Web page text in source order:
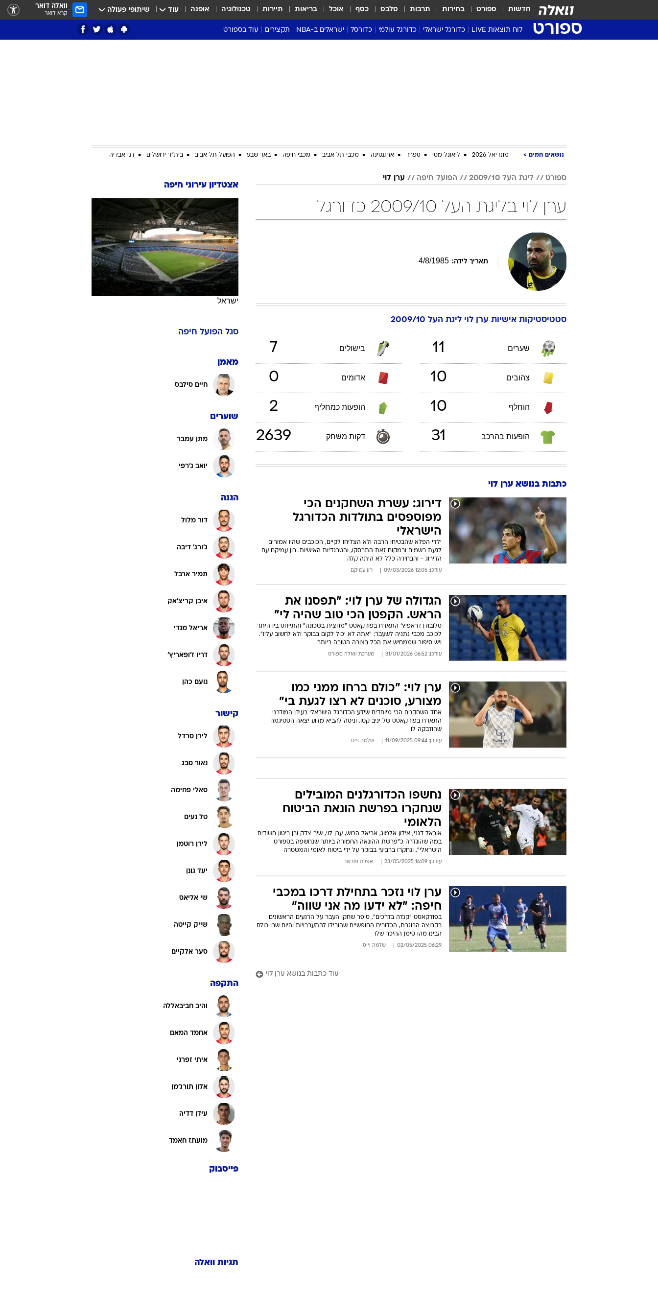
חדשות ספורט בחירות תרבות סלבס כסף אוכל בריאות תיירות טכנולוגיה אופנה עוד שיתופי פעולה וואלה דואר
קרא דואר
ספורט לוח תוצאות LIVE כדורגל ישראלי
ליגה א'
כדורגל עולמי
דרום אמריקה
כדורסל ישראלים ב-NBA תקצירים עוד בספורט
סערה בממלכה
ענפים נוספים
לוח שידורים
החידה של ספורט1
ארכיון מדורים מחוץ לקווים
4-4-2
משרד החוץ
אליפות אפריקה 2015
רוגבי וקריקט
כתבו לנו
נושאים חמים מונדיאל 2026 ליאונל מסי ספרד ארגנטינה מכבי תל אביב מכבי חיפה באר שבע הפועל תל אביב בית"ר ירושלים דני אבדיה
ספורט ליגת העל 2009/10 הפועל חיפה ערן לוי
ערן לוי בליגת העל 2009/10 כדורגל
תאריך לידה: 4/8/1985
סטטיסטיקות אישיות ערן לוי ליגת העל 2009/10
שערים 11 בישולים 7
צהובים 10 אדומים 0
הוחלף 10 הופעות כמחליף 2
הופעות בהרכב 31 דקות משחק 2639
כתבות בנושא ערן לוי
דירוג: עשרת השחקנים הכי
מפוספסים בתולדות הכדורגל
הישראלי
ילדי הפלא שהבטיחו הרבה ולא הצליחו לקיים, הכוכבים שהיו אמורים
לגעת בשמים ובמקום זאת התרסקו, והטרגדיות האישיות. רון עמיקם עם
הדירוג - והבחירה כלל לא היתה קלה
עודכן: 12:05 09/03/2026 רון עמיקם
הגדולה של ערן לוי: "תפסנו את
הראש. הקפטן הכי טוב שהיה לי"
סלובודן דראפיץ' התארח בפודקאסט "מחצית בשכונה" והתייחס בין היתר
לכוכב מכבי נתניה לשעבר: "אתה לא יכול לקום בבוקר ולא לחשוב עליו".
ויש סיפור שממחיש את הכל בצורה הטובה ביותר
עודכן: 06:52 31/01/2026 מערכת וואלה ספורט
ערן לוי: "כולם ברחו ממני כמו
מצורע, סוכנים לא רצו לגעת בי"
אחד השחקנים הכי מיוחדים שידע הכדורגל הישראלי בעידן המודרני
התארח בפודקאסט של יניב קטן, וניסה להביא מדוע יצאה הסטיגמה
שהודבקה לו
עודכן: 09:44 11/09/2025 שלמה וייס
נחשפו הכדורגלנים המובילים
שנחקרו בפרשת הונאת הביטוח
הלאומי
אוראל דגני, אילון אלמוג, אריאל הרוש, ערן לוי, שיר צדק ובן ביטון חשודים
במה שהוגדרה כ"פרשת ההונאה החמורה ביותר שנחשפה בספורט
הישראלי", ונחקרו ברביעי בבוקר על ידי ביטוח לאומי והמשטרה
עודכן: 16:09 23/05/2025 אפרת פורשר
ערן לוי נזכר בתחילת דרכו במכבי
חיפה: "לא ידעו מה אני שווה"
בפודקאסט "קנדה בדרכים", סיפר שחקן העבר על הרגעים הראשונים
בקבוצה הבוגרת, הכדורים החופשיים שהובילו להתערבויות והיום שבו כולם
הבינו מהו סימן ההיכר שלו
06:29 02/05/2025 שלמה וייס
עוד כתבות בנושא ערן לוי
אצטדיון עירוני חיפה
ישראל
סגל הפועל חיפה
מאמן
חיים סילבס
שוערים
מתן עמבר
יואב ג'רפי
הגנה
דור מלול
ג'ורג' דיבה
תמיר ארבל
איבן קריצ'אק
אריאל מנדי
דריו ז'ופאריץ'
נועם כהן
קישור
לירן סרדל
נאור סבג
סאלי פחימה
טל נעים
לירן רוטמן
יעד גונן
שי אליאס
שייק קייטה
סער אלקיים
התקפה
והיב חביבאללה
אחמד המאם
איתי זפרני
אלון תורג'מן
עידן דדיה
מועתז חאמד
פייסבוק
תגיות וואלה